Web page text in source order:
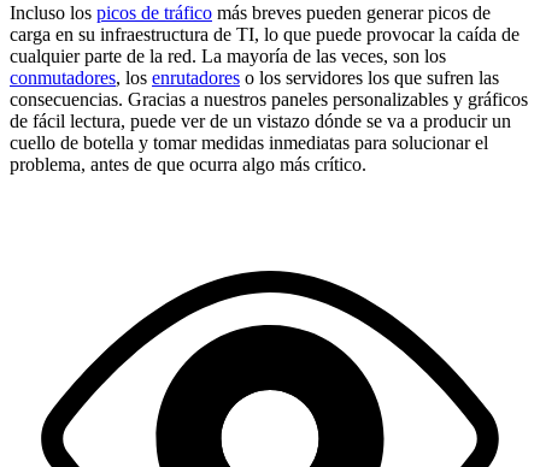
Incluso los picos de tráfico más breves pueden generar picos de
carga en su infraestructura de TI, lo que puede provocar la caída de
cualquier parte de la red. La mayoría de las veces, son los
conmutadores, los enrutadores o los servidores los que sufren las
consecuencias. Gracias a nuestros paneles personalizables y gráficos
de fácil lectura, puede ver de un vistazo dónde se va a producir un
cuello de botella y tomar medidas inmediatas para solucionar el
problema, antes de que ocurra algo más crítico.